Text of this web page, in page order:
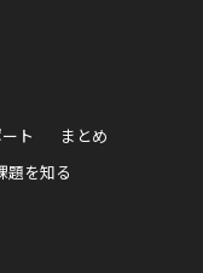
ト
まとめ
題を知る